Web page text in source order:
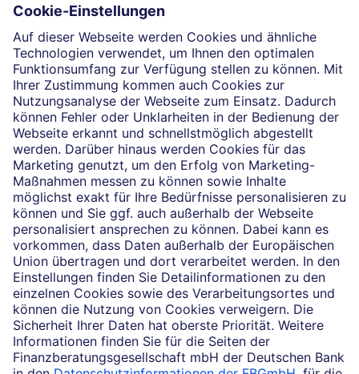
Träume erfüllen
Die selbstständigen Finanzberater:innen beraten in
Finanzgeschäften, die sie für die Deutsche Bank AG
vermitteln dürfen. Das Einverständnis zu den dabei
vermittelten Verträgen sowie in diesem
Zusammenhang erforderliche Erklärungen werden
stets rechtsverbindlich nur durch die Deutsche Bank
AG oder durch die mit ihr kooperierenden
Produktpartner gegeben.
Impressum
Rechtliche Hinweise
Datenschutz
Barrierefreiheit
Cookie-Einstellungen